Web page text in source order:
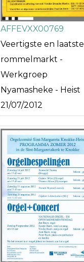
AFFEVXX00769
Veertigste en laatste
rommelmarkt -
Werkgroep
Nyamasheke - Heist
21/07/2012